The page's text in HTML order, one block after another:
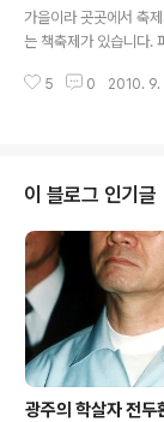
작성했는지 모르지만
다. 더불어 더 많은 냉면
1.낙성대역 5번출구 -
가을이라 곳곳에서 축
는 책축제가 있습니다.
페스티벌이 있습니다.
판사가 둘 중에서 하나
단지에 있는 업체만 파
라 생각됩니다. 멀리 떨
하여 일정을 조정하는
경의 첫걸음이라 생각
상대방도 인정하고 조
5 0 2010. 9.
이 블로그 인기글
광주의 학살자 전두